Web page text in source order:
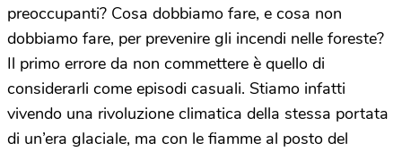
preoccupanti? Cosa dobbiamo fare, e cosa non
dobbiamo fare, per prevenire gli incendi nelle foreste?
Il primo errore da non commettere è quello di
considerarli come episodi casuali. Stiamo infatti
vivendo una rivoluzione climatica della stessa portata
di un’era glaciale, ma con le fiamme al posto del